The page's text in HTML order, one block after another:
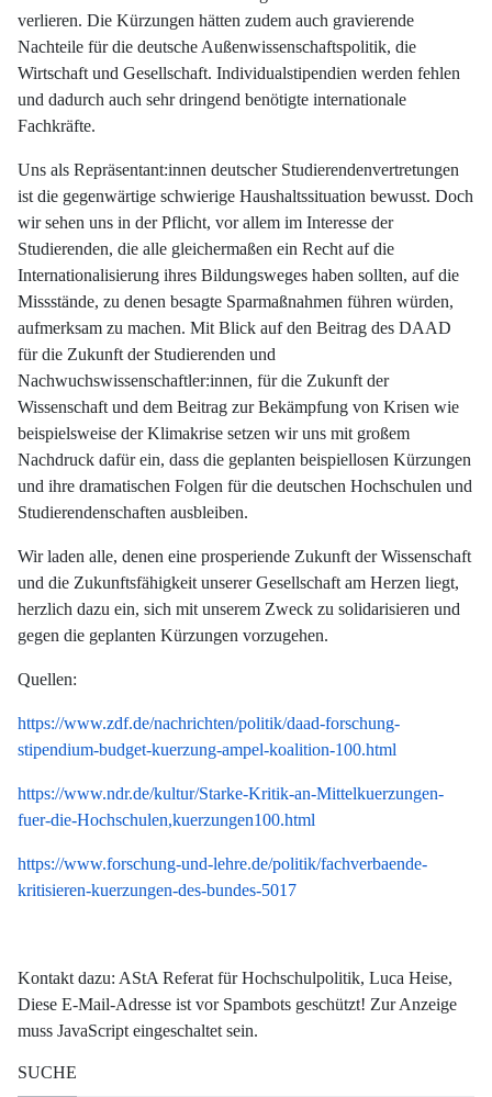
verlieren. Die Kürzungen hätten zudem auch gravierende
Nachteile für die deutsche Außenwissenschaftspolitik, die
Wirtschaft und Gesellschaft. Individualstipendien werden fehlen
und dadurch auch sehr dringend benötigte internationale
Fachkräfte.
Uns als Repräsentant:innen deutscher Studierendenvertretungen
ist die gegenwärtige schwierige Haushaltssituation bewusst. Doch
wir sehen uns in der Pflicht, vor allem im Interesse der
Studierenden, die alle gleichermaßen ein Recht auf die
Internationalisierung ihres Bildungsweges haben sollten, auf die
Missstände, zu denen besagte Sparmaßnahmen führen würden,
aufmerksam zu machen. Mit Blick auf den Beitrag des DAAD
für die Zukunft der Studierenden und
Nachwuchswissenschaftler:innen, für die Zukunft der
Wissenschaft und dem Beitrag zur Bekämpfung von Krisen wie
beispielsweise der Klimakrise setzen wir uns mit großem
Nachdruck dafür ein, dass die geplanten beispiellosen Kürzungen
und ihre dramatischen Folgen für die deutschen Hochschulen und
Studierendenschaften ausbleiben.
Wir laden alle, denen eine prosperiende Zukunft der Wissenschaft
und die Zukunftsfähigkeit unserer Gesellschaft am Herzen liegt,
herzlich dazu ein, sich mit unserem Zweck zu solidarisieren und
gegen die geplanten Kürzungen vorzugehen.
Quellen:
https://www.zdf.de/nachrichten/politik/daad-forschung-
stipendium-budget-kuerzung-ampel-koalition-100.html
https://www.ndr.de/kultur/Starke-Kritik-an-Mittelkuerzungen-
fuer-die-Hochschulen,kuerzungen100.html
https://www.forschung-und-lehre.de/politik/fachverbaende-
kritisieren-kuerzungen-des-bundes-5017
Kontakt dazu: AStA Referat für Hochschulpolitik, Luca Heise,
Diese E-Mail-Adresse ist vor Spambots geschützt! Zur Anzeige
muss JavaScript eingeschaltet sein.
SUCHE